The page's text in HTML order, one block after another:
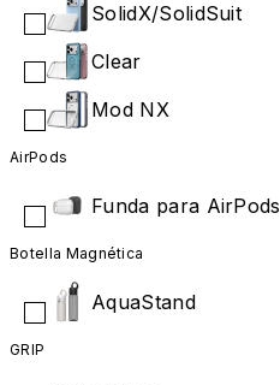
SolidX/SolidSuit
Clear
Mod NX
AirPods
Funda para AirPods
Botella Magnética
AquaStand
GRIP